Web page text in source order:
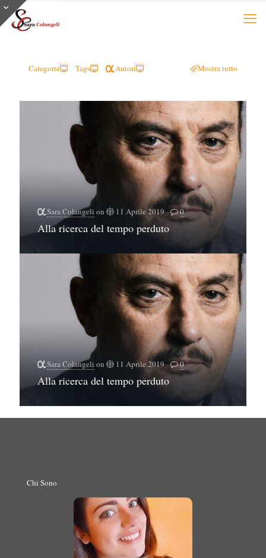
Categorie Tags Autori Mostra tutto
Sara Colangeli on 11 Aprile 2019 0
Alla ricerca del tempo perduto
Sara Colangeli on 11 Aprile 2019 0
Alla ricerca del tempo perduto
Chi Sono